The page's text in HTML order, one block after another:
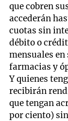
que cobren
accederán
cuotas sin
débito o
mensuales
farmacias y
Y quienes
recibirán
que tengan
por ciento)